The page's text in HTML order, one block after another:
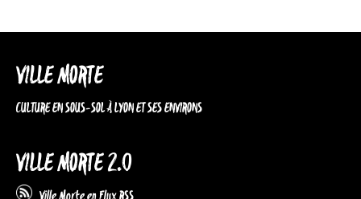
VILLE MORTE
CULTURE EN SOUS-SOL À LYON ET SES ENVIRONS
VILLE MORTE 2.0